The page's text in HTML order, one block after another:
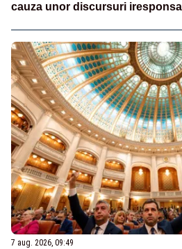
cauza unor discursuri
7 aug. 2026, 09:49